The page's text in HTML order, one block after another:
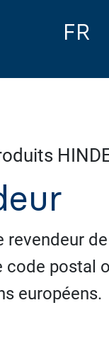
FR
revendeur
postal
européens.